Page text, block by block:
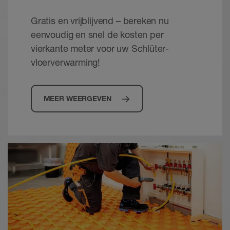
Schlüter-BEKOTEC /-BEKOTEC-THERM -
Energiezuinig. Comfortabel. Betrouwbaar.
Brochure - © Schlueter-Systems
PDF – 13,68 MB
Schlüter-BEKOTEC-THERM - De
klimaatregelende tegelvloer | Technisch
handboek
Schlüter-BEKOTEC systeem -
Inbouwhandleiding voor het
Installatie-instructie - © Schlueter-Systems
PDF – 1,15 MB
Gratis en vrijblijvend – bereken nu
eenvoudig en snel de kosten per
vierkante meter voor uw Schlüter-
vloerverwarming!
MEER WEERGEVEN